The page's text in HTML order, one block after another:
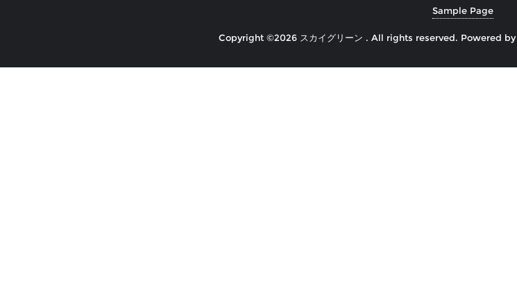
Sample Page
Copyright ©2026 スカイグリーン . All rights reserved. Powered by